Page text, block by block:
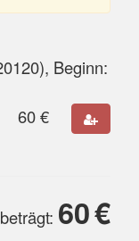
), Beginn:
60€
60€